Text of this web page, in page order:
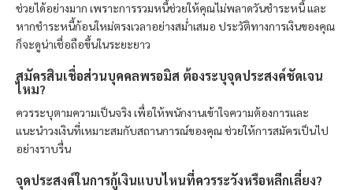
ช่วยได้อย่างมาก เพราะการรวมหนี้ช่วยให้คุณไม่พลาดวันชำระหนี้ และ
หากชำระหนี้ก้อนใหม่ตรงเวลาอย่างสม่ำเสมอ ประวัติทางการเงินของคุณ
ก็จะดูน่าเชื่อถือขึ้นในระยะยาว
สมัครสินเชื่อส่วนบุคคลพรอมิส ต้องระบุจุดประสงค์ชัดเจน
ไหม?
ควรระบุตามความเป็นจริง เพื่อให้พนักงานเข้าใจความต้องการและ
แนะนำวงเงินที่เหมาะสมกับสถานการณ์ของคุณ ช่วยให้การสมัครเป็นไป
อย่างราบรื่น
จุดประสงค์ในการกู้เงินแบบไหนที่ควรระวังหรือหลีกเลี่ยง?